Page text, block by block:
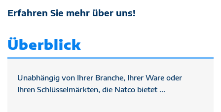
Erfahren Sie mehr über uns!
Überblick
Unabhängig von Ihrer Branche, Ihrer Ware oder
Ihren Schlüsselmärkten, die Natco bietet ...